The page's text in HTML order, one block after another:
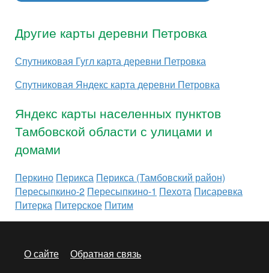
Другие карты деревни Петровка
Спутниковая Гугл карта деревни Петровка
Спутниковая Яндекс карта деревни Петровка
Яндекс карты населенных пунктов
Тамбовской области с улицами и
домами
Перкино Перикса Перикса (Тамбовский район)
Пересыпкино-2 Пересыпкино-1 Пехота Писаревка
Питерка Питерское Питим
О сайте
Обратная связь